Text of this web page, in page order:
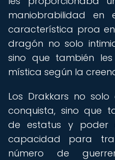
maniobrabilidad en
característica proa
dragón no solo
sino que también
mística según la
Los Drakkars no
conquista, sino que
de estatus y poder
capacidad para
número de